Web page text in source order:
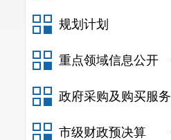
规划计划
重点领域信息公开
政府采购及购买服务
市级财政预决算